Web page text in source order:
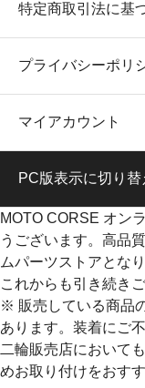
特定商取引法に基
プライバシーポリ
マイアカウント
PC版表示に切り替
MOTO CORSE オン
うございます。高品
ムパーツストアとな
これからも引き続き
※ 販売している商品
あります。装着にご
二輪販売店において
めお取り付けをおす